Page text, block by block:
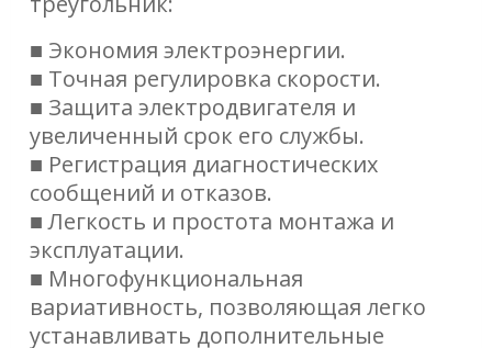
■ Экономия электроэнергии.
■ Точная регулировка скорости.
■ Защита электродвигателя и
увеличенный срок его службы.
■ Регистрация диагностических
сообщений и отказов.
■ Легкость и простота монтажа и
эксплуатации.
■ Многофункциональная
вариативность, позволяющая легко
устанавливать дополнительные